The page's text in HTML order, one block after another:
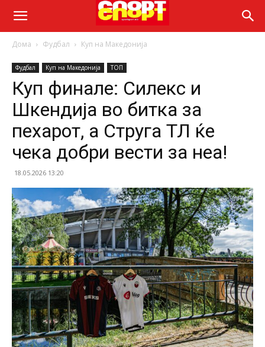
Дома Фудбал Куп на Македонија
Фудбал Куп на Македонија ТОП
Куп финале: Силекс и
Шкендија во битка за
пехарот, а Струга ТЛ ќе
чека добри вести за неа!
18.05.2026 13:20